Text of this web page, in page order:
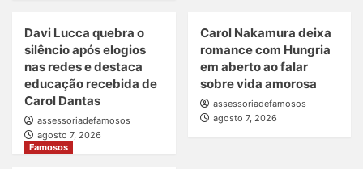
Davi Lucca quebra o
silêncio após elogios
nas redes e destaca
educação recebida de
Carol Dantas
assessoriadefamosos
agosto 7, 2026
Carol Nakamura deixa
romance com Hungria
em aberto ao falar
sobre vida amorosa
assessoriadefamosos
agosto 7, 2026
Famosos